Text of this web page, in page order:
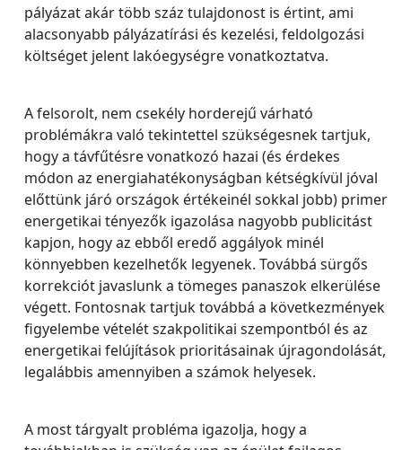
pályázat akár több száz tulajdonost is értint, ami
alacsonyabb pályázatírási és kezelési, feldolgozási
költséget jelent lakóegységre vonatkoztatva.
A felsorolt, nem csekély horderejű várható
problémákra való tekintettel szükségesnek tartjuk,
hogy a távfűtésre vonatkozó hazai (és érdekes
módon az energiahatékonyságban kétségkívül jóval
előttünk járó országok értékeinél sokkal jobb) primer
energetikai tényezők igazolása nagyobb publicitást
kapjon, hogy az ebből eredő aggályok minél
könnyebben kezelhetők legyenek. Továbbá sürgős
korrekciót javaslunk a tömeges panaszok elkerülése
végett. Fontosnak tartjuk továbbá a következmények
figyelembe vételét szakpolitikai szempontból és az
energetikai felújítások prioritásainak újragondolását,
legalábbis amennyiben a számok helyesek.
A most tárgyalt probléma igazolja, hogy a